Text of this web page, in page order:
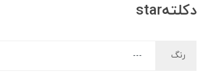
دکلتهstar
رنگ